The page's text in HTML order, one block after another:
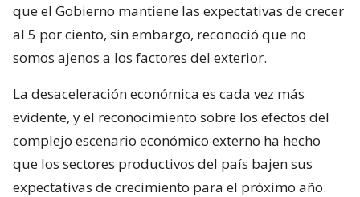
que el Gobierno mantiene las expectativas de crecer
al 5 por ciento, sin embargo, reconoció que no
somos ajenos a los factores del exterior.
La desaceleración económica es cada vez más
evidente, y el reconocimiento sobre los efectos del
complejo escenario económico externo ha hecho
que los sectores productivos del país bajen sus
expectativas de crecimiento para el próximo año.